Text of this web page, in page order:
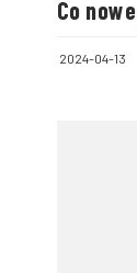
Co
2024-04-13